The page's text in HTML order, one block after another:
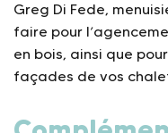
Greg Di Fede,
faire pour
en bois, ainsi que
façades de vos